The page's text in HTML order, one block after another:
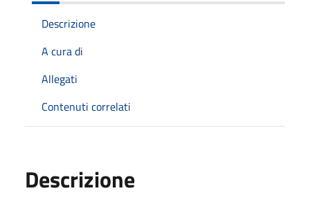
Descrizione
A cura di
Allegati
Contenuti correlati
Descrizione